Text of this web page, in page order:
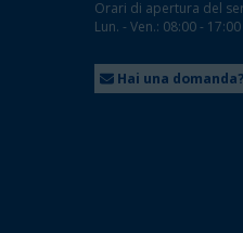
Orari di apertura del
Lun. - Ven.: 08:00 - 17:00
Hai una domanda?